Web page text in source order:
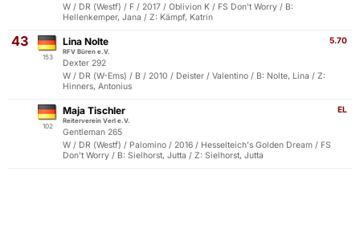
W / DR (Westf) / F / 2017 / Oblivion K / FS Don't Worry / B:
Hellenkemper, Jana / Z: Kämpf, Katrin
43
153
5.70
Lina Nolte
RFV Büren e.V.
Dexter 292
W / DR (W-Ems) / B / 2010 / Deister / Valentino / B: Nolte, Lina / Z:
Hinners, Antonius
102
EL
Maja Tischler
Reiterverein Verl e.V.
Gentleman 265
W / DR (Westf) / Palomino / 2016 / Hesselteich's Golden Dream / FS
Don't Worry / B: Sielhorst, Jutta / Z: Sielhorst, Jutta